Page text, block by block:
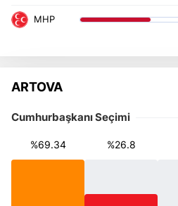
ARTOVA
Cumhurbaşkanı Seçimi
%69.34 %26.8